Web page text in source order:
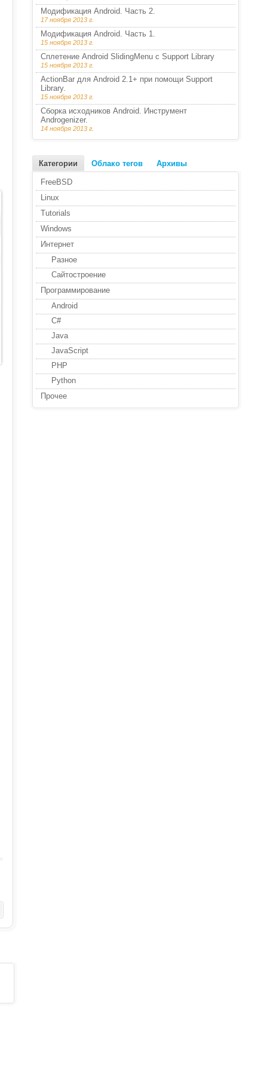
Модификация Android. Часть 2.
17 ноября 2013 г.
Модификация Android. Часть 1.
15 ноября 2013 г.
Сплетение Android SlidingMenu с Support Library
15 ноября 2013 г.
ActionBar для Android 2.1+ при помощи Support
Library.
15 ноября 2013 г.
Сборка исходников Android. Инструмент
Androgenizer.
14 ноября 2013 г.
Категории Облако тегов Архивы
FreeBSD
Linux
Tutorials
Windows
Интернет
Разное
Сайтостроение
Программирование
Android
C#
Java
JavaScript
PHP
Python
Прочее